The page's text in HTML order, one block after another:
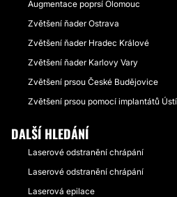
Augmentace poprsí Olomouc
Zvětšení ňader Ostrava
Zvětšení ňader Hradec Králové
Zvětšení ňader Karlovy Vary
Zvětšení prsou České Budějovice
Zvětšení prsou pomocí implantátů
DALŠÍ HLEDÁNÍ
Laserové odstranění chrápání
Laserové odstranění chrápání
Laserová epilace